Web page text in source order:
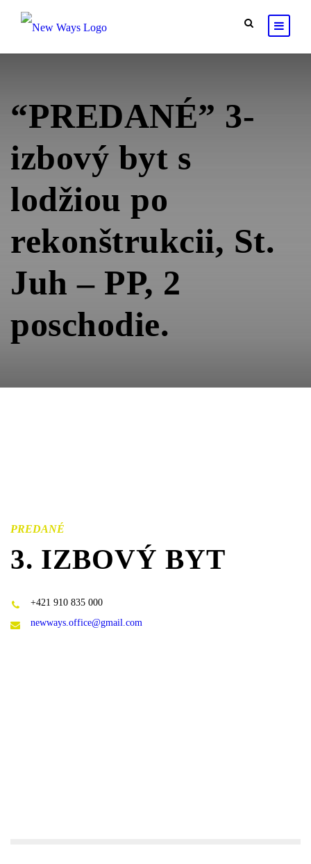
“PREDANÉ” 3-
izbový byt s
lodžiou po
rekonštrukcii, St.
Juh – PP, 2
poschodie.
PREDANÉ
3. IZBOVÝ BYT
+421 910 835 000
newways.office@gmail.com